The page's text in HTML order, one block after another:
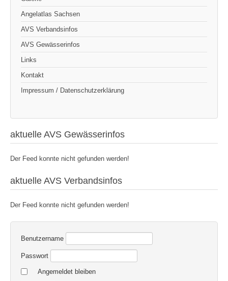
Angelatlas Sachsen
AVS Verbandsinfos
AVS Gewässerinfos
Links
Kontakt
Impressum / Datenschutzerklärung
aktuelle AVS Gewässerinfos
Der Feed konnte nicht gefunden werden!
aktuelle AVS Verbandsinfos
Der Feed konnte nicht gefunden werden!
Benutzername
Passwort
Angemeldet bleiben